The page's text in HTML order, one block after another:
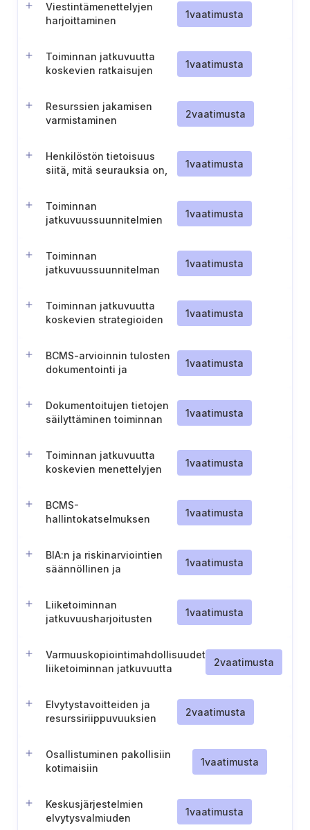
Viestintämenettelyjen
harjoittaminen
1vaatimusta
Toiminnan jatkuvuutta
koskevien ratkaisujen
1vaatimusta
Resurssien jakamisen
varmistaminen
2vaatimusta
Henkilöstön tietoisuus
siitä, mitä seurauksia on,
1vaatimusta
Toiminnan
jatkuvuussuunnitelmien
1vaatimusta
Toiminnan
jatkuvuussuunnitelman
1vaatimusta
Toiminnan jatkuvuutta
koskevien strategioiden
elinkaaren.
1vaatimusta
BCMS-arvioinnin tulosten
dokumentointi ja
1vaatimusta
Dokumentoitujen tietojen
säilyttäminen toiminnan
1vaatimusta
Toiminnan jatkuvuutta
koskevien menettelyjen
1vaatimusta
BCMS-
hallintokatselmuksen
1vaatimusta
BIA:n ja riskinarviointien
säännöllinen ja
1vaatimusta
Liiketoiminnan
jatkuvuusharjoitusten
1vaatimusta
Varmuuskopiointimahdollisuudet
liiketoiminnan jatkuvuutta
2vaatimusta
Elvytystavoitteiden ja
resurssiriippuvuuksien
2vaatimusta
Osallistuminen pakollisiin
kotimaisiin
1vaatimusta
Keskusjärjestelmien
elvytysvalmiuden
1vaatimusta